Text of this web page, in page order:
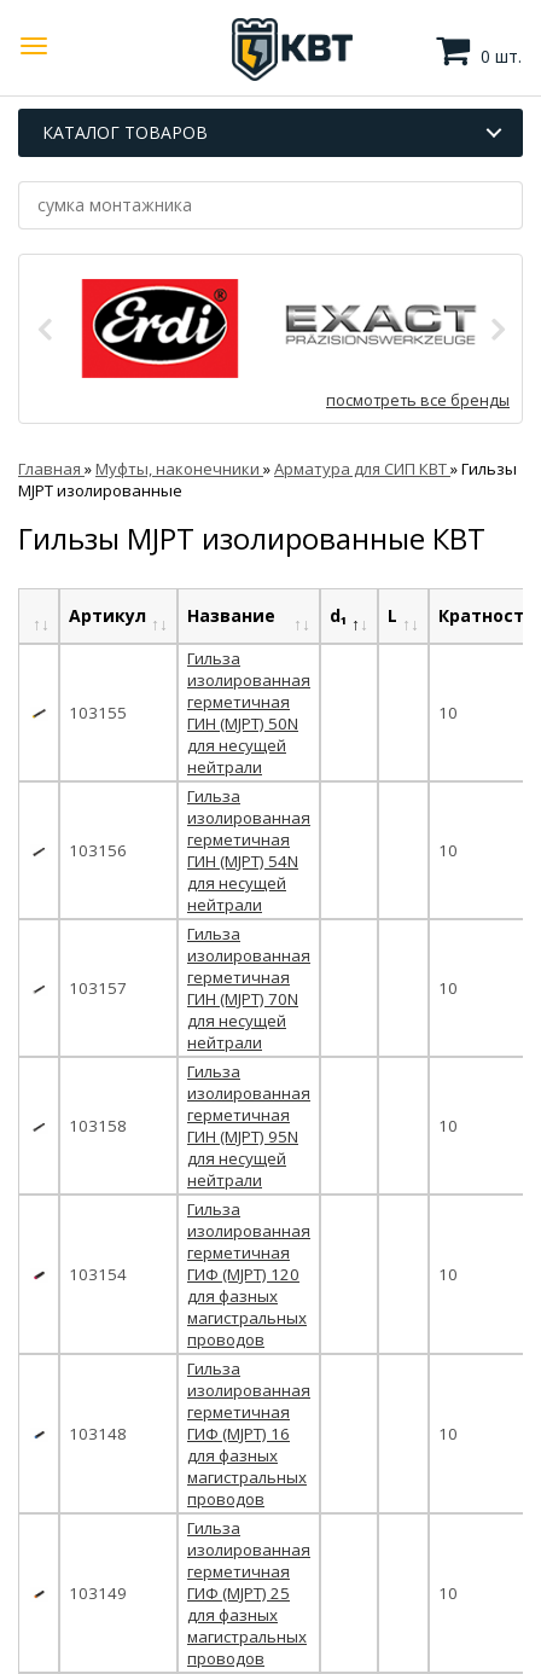
0 шт.
КАТАЛОГ ТОВАРОВ
посмотреть все бренды
Главная »Муфты, наконечники »Арматура для СИП КВТ»Гильзы
MJPT изолированные
Гильзы MJPT изолированные КВТ
Артикул Название d₁ L Кратность
103155
Гильза
изолированная
герметичная
ГИН (MJPT) 50N
для несущей
нейтрали
10
103156
Гильза
изолированная
герметичная
ГИН (MJPT) 54N
для несущей
нейтрали
10
103157
Гильза
изолированная
герметичная
ГИН (MJPT) 70N
для несущей
нейтрали
10
103158
Гильза
изолированная
герметичная
ГИН (MJPT) 95N
для несущей
нейтрали
10
103154
Гильза
изолированная
герметичная
ГИФ (MJPT) 120
для фазных
магистральных
проводов
10
103148
Гильза
изолированная
герметичная
ГИФ (MJPT) 16
для фазных
магистральных
проводов
10
103149
Гильза
изолированная
герметичная
ГИФ (MJPT) 25
для фазных
магистральных
проводов
10